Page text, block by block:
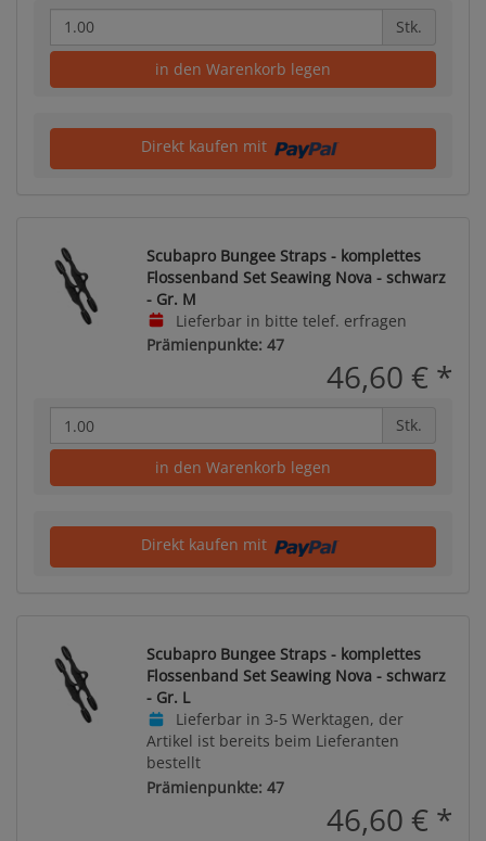
Stk.
in den Warenkorb legen
Direkt kaufen mit
Scubapro Bungee Straps - komplettes
Flossenband Set Seawing Nova - schwarz
- Gr. M
Lieferbar in bitte telef. erfragen
Prämienpunkte: 47
46,60 € *
Stk.
in den Warenkorb legen
Direkt kaufen mit
Scubapro Bungee Straps - komplettes
Flossenband Set Seawing Nova - schwarz
- Gr. L
Lieferbar in 3-5 Werktagen, der
Artikel ist bereits beim Lieferanten
bestellt
Prämienpunkte: 47
46,60 € *